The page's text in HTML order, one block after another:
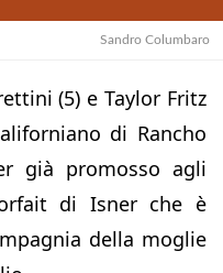
Sandro Columbaro
(5) e Taylor Fritz
di Rancho
già promosso agli
di Isner che è
della moglie